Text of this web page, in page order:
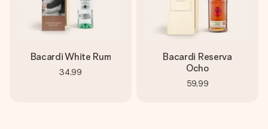
Bacardi White Rum
34,99
Bacardi Reserva
Ocho
59,99